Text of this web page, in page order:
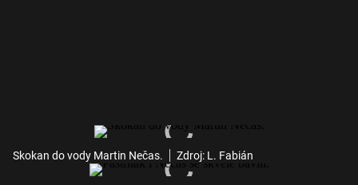
Skokan do vody Martin Nečas. Zdroj: L. Fabián